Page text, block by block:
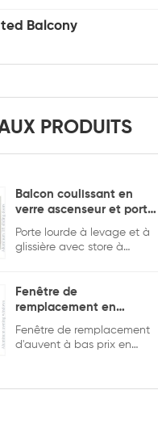
Balcony
PRODUITS
Balcon coulissant en
verre ascenseur et porte
coulissante
Porte lourde à levage et à
glissière avec store à
Fenêtre de
remplacement en
aluminium double
vitrage
Fenêtre de remplacement
d'auvent à bas prix en
avec la grille dans la